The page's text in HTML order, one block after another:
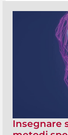
Insegnare